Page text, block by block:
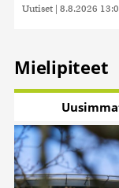
Uutiset | 8.8.2026
Mielipiteet